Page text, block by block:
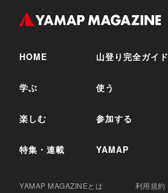
HOME 山登り完全ガイド
学ぶ 使う
楽しむ 参加する
特集・連載 YAMAP
YAMAP MAGAZINEとは 利用規約